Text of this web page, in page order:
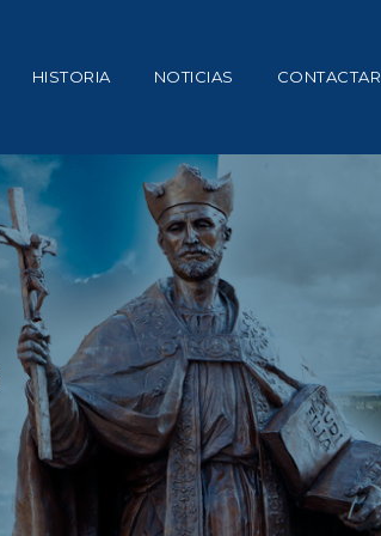
HISTORIA NOTICIAS CONTACTAR